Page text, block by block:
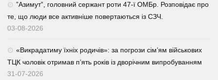
⁨”Азимут”, головний сержант роти 47-ї ОМБр. Розповідає про
те, що люди все активніше повертаються із СЗЧ.
03-08-2026
«Викрадатиму їхніх родичів»: за погрози сім’ям військових
ТЦК чоловік отримав п’ять років із дворічним випробуванням
31-07-2026